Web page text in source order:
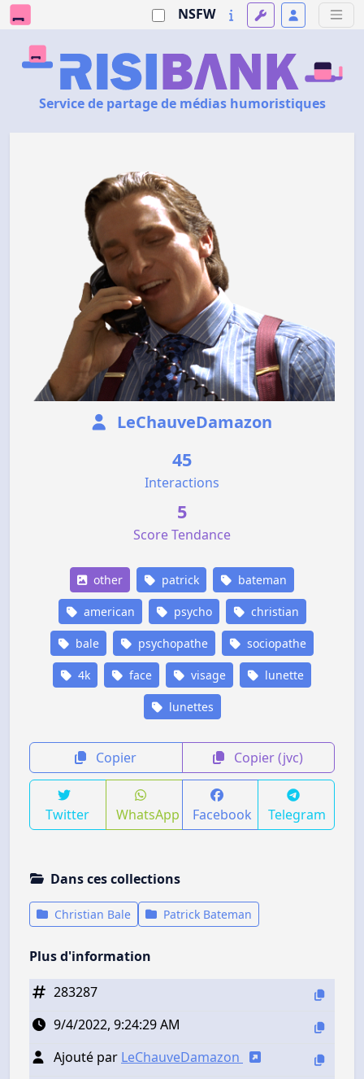
NSFW
Service de partage de médias humoristiques
LeChauveDamazon
45
Interactions
5
Score Tendance
other patrick bateman
american psycho christian
bale psychopathe sociopathe
4k face visage lunette
lunettes
Copier Copier (jvc)
Twitter WhatsApp Facebook Telegram
Dans ces collections
Christian Bale Patrick Bateman
Plus d'information
283287
9/4/2022, 9:24:29 AM
Ajouté par LeChauveDamazon